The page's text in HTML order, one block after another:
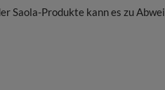
Saola-Produkte kann es zu